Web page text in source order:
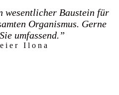
wesentlicher Baustein für
Organismus. Gerne
umfassend.”
i e r I l o n a